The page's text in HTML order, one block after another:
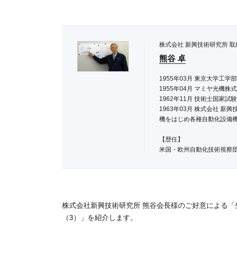
株式会社 新興技術研究所
熊谷 卓
1955年03月 東京大学工学
1955年04月 マミヤ光機株
1962年11月 技術士国家試
1963年03月 株式会社 新
機をはじめ各種自動化設備
【歴任】
米国・欧州自動化技術視察
精密工学会 自動組立専門
日本産業用ロボット工業会
神奈川大学講師
株式会社新興技術研究所 熊谷会長様のご好意による
（3）」を紹介します。